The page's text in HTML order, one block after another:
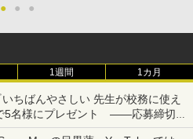
● ● ●
1週間 1カ月
ちばんやさしい 先生が校務に使え
5名様にプレゼント ――応募締切は